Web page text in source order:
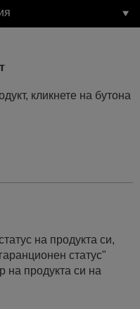
кликнете на бутона
на продукта си,
статус"
на продукта си на